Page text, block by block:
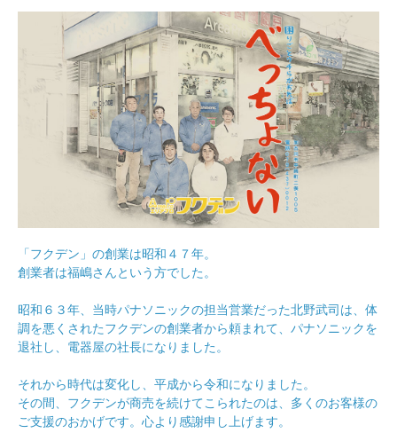
「フクデン」の創業は昭和４７年。
創業者は福嶋さんという方でした。
昭和６３年、当時パナソニックの担当営業だった北野武司は、体
調を悪くされたフクデンの創業者から頼まれて、パナソニックを
退社し、電器屋の社長になりました。
それから時代は変化し、平成から令和になりました。
その間、フクデンが商売を続けてこられたのは、多くのお客様の
ご支援のおかげです。心より感謝申し上げます。